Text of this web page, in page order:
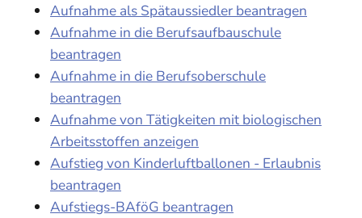
Aufnahme als Spätaussiedler beantragen
Aufnahme in die Berufsaufbauschule
beantragen
Aufnahme in die Berufsoberschule
beantragen
Aufnahme von Tätigkeiten mit biologischen
Arbeitsstoffen anzeigen
Aufstieg von Kinderluftballonen - Erlaubnis
beantragen
Aufstiegs-BAföG beantragen